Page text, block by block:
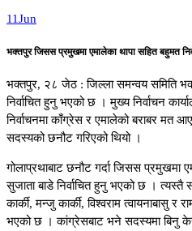
11Jun
भक्तपुर जिसस प्रमुखमा एमालेका थापा सहित बहुमत
भक्तपुर, २८ जेठ : जिल्ला समन्वय समिति
निर्वाचित हुनु भएको छ । मुख्य निर्वाचन
निर्वाचनमा काँग्रेस र एमालेको बराबर मत
सदस्यको छनौट गरिएको थियो ।
गोलाप्रथाबाट छनौट गर्दा जिसस प्रमुखमा
सुजाता बाडे निर्वाचित हुनु भएको छ ।
कार्की, मन्जु कार्की, विश्वराम त्वायनाबासु र
भएको छ । कांग्रेसबाट भने सदस्यमा बिनु